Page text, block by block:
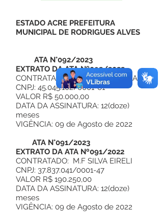
ESTADO ACRE PREFEITURA
MUNICIPAL DE RODRIGUES ALVES
ATA N°092/2023
EXTRATO DA ATA Nº092/2022
CONTRATADO: M D SOARES LTDA
CNPJ: 45.045.102/0001-61
VALOR R$ 50.000,00
DATA DA ASSINATURA: 12(doze)
meses
VIGÊNCIA: 09 de Agosto de 2022
ATA N°091/2023
EXTRATO DA ATA Nº091/2022
CONTRATADO: M.F SILVA EIRELI
CNPJ: 37.837.041/0001-47
VALOR R$ 190.250,00
DATA DA ASSINATURA: 12(doze)
meses
VIGÊNCIA: 09 de Agosto de 2022